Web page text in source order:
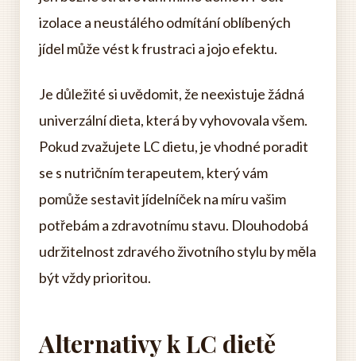
izolace a neustálého odmítání oblíbených
jídel může vést k frustraci a jojo efektu.
Je důležité si uvědomit, že neexistuje žádná
univerzální dieta, která by vyhovovala všem.
Pokud zvažujete LC dietu, je vhodné poradit
se s nutričním terapeutem, který vám
pomůže sestavit jídelníček na míru vašim
potřebám a zdravotnímu stavu. Dlouhodobá
udržitelnost zdravého životního stylu by měla
být vždy prioritou.
Alternativy k LC dietě